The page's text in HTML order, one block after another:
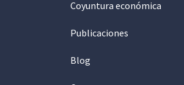
Coyuntura económica
Publicaciones
Blog